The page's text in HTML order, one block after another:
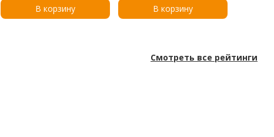
мг, 200 мл (6,7 жидк.
В корзину В корзину
Смотреть все рейтинги